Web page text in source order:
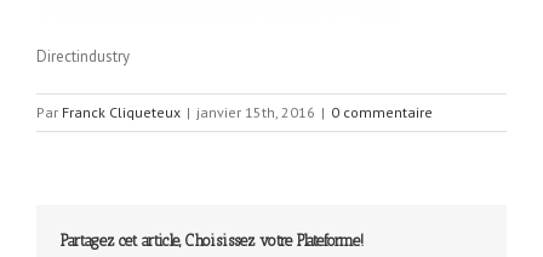
Directindustry
Par Franck Cliqueteux | janvier 15th, 2016 | 0 commentaire
Partagez cet article, Choisissez votre Plateforme!